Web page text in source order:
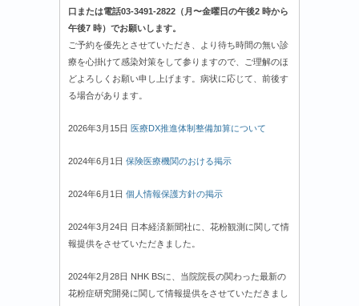
口または電話03-3491-2822（月〜金曜日の午後2 時から
午後7 時）でお願いします。
ご予約を優先とさせていただき、より待ち時間の無い診
療を心掛けて感染対策をして参りますので、ご理解のほ
どよろしくお願い申し上げます。病状に応じて、前後す
る場合があります。
2026年3月15日 医療DX推進体制整備加算について
2024年6月1日 保険医療機関のおける掲示
2024年6月1日 個人情報保護方針の掲示
2024年3月24日 日本経済新聞社に、花粉観測に関して情
報提供をさせていただきました。
2024年2月28日 NHK BSに、当院院長の関わった最新の
花粉症研究開発に関して情報提供をさせていただきまし